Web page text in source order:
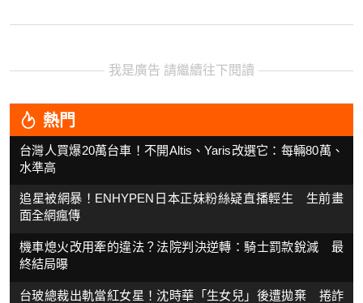
我是廣告 請繼續往下閱讀
熱門
台灣人買爆20萬台車！不開Altis、Yaris改選它：每輛80萬、
水準高
追星被網暴！ENHYPEN日本正妹粉絲疑直播輕生 生前畫
面全網瘋傳
機車熄火改用牽的違法？法院判決逆轉：騎士罰款銳減 最
終結局曝
台玻總裁出軌當紅女星！沈時華「生女兒」後遭拋棄 捲詐